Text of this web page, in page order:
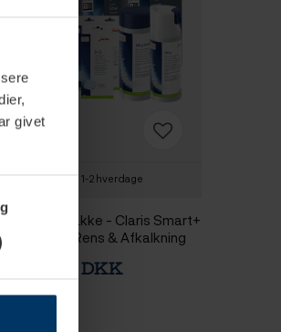
givet
1-2 hverdage
Jura Plejepakke - Claris Smart+
Filtre 9 stk, Rens & Afkalkning
2.359,00 DKK